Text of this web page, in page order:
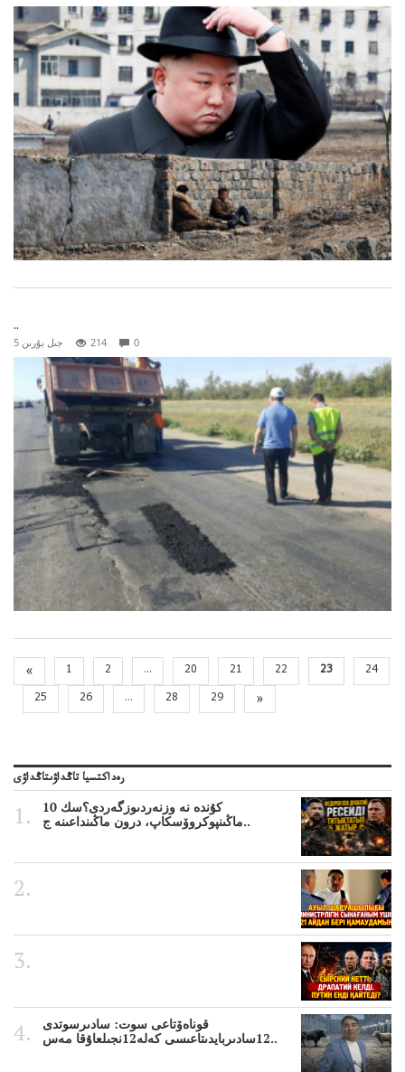
..
5 جىل بۇرىن 214 0
« 1 2 ... 20 21 22 23
24
25
26 ... 28 29 »
رەداكتسيا تاڭداۋىتاڭداۋى
10 كۇندە نە وزنەردىوزگەردى؟سك
ماڭىنپوكروۆسكاپ، درون ماڭىنداعىنە ج..
قوناەۆتاعى سوت: سادىرسوتدى
12سادىربايدىتاعىسى كەلە12نجىلعاۇقا مەس..